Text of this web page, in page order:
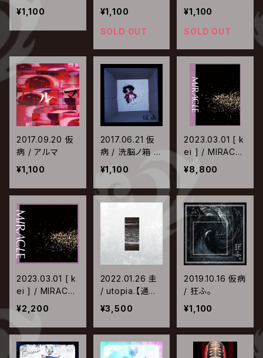
¥1,100
¥1,100
SOLD OUT
¥1,100
SOLD OUT
2017.09.20 仮
病 / アルマ
¥1,100
2017.06.21 仮
病 / 洗脳ノ箱 |
桑ノ花
¥1,100
2023.03.01 [ k
ei ] / MIRACLE
【初回限定盤】
¥8,800
2023.03.01 [ k
ei ] / MIRACLE
【通常盤】
¥2,200
2022.01.26 圭
/ utopia.【通常
盤】
¥3,500
2019.10.16 仮病
/ 狂ふ。
¥1,100